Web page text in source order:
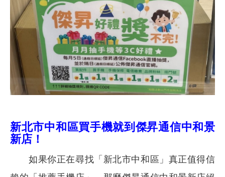
新北市中和區買手機就到傑昇通信中和景
新店！
如果你正在尋找「新北市中和區」真正值得信